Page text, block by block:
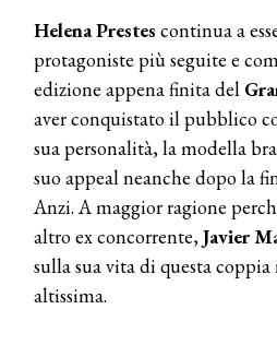
Helena Prestes continua a
protagoniste più seguite e
edizione appena finita del
aver conquistato il pubblico
sua personalità, la modella
suo appeal neanche dopo la
Anzi. A maggior ragione
altro ex concorrente,Javier
sulla sua vita di questa coppia
altissima.